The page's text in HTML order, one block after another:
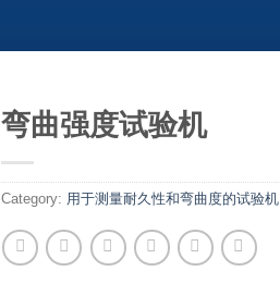
弯曲强度试验机
Category: 用于测量耐久性和弯曲度的试验机